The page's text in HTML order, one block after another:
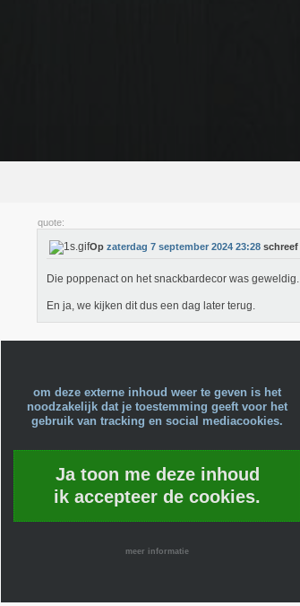
quote:
Op zaterdag 7 september 2024 23:28 schreef
Die poppenact on het snackbardecor was geweldig.
En ja, we kijken dit dus een dag later terug.
om deze externe inhoud weer te geven is het
noodzakelijk dat je toestemming geeft voor het
gebruik van tracking en social mediacookies.
Ja toon me deze inhoud
ik accepteer de cookies.
meer informatie